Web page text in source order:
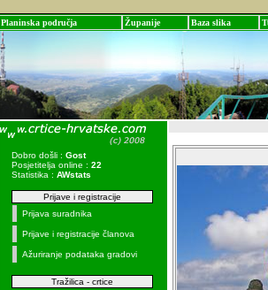
Planinska područja Županije Baza slika
Dobro došli : Gost
Posjetitelja online : 22
Statistika : AWstats
Prijave i registracije
Prijava suradnika
Prijave i registracije članova
Ažuriranje podataka gradovi
Tražilica - crtice